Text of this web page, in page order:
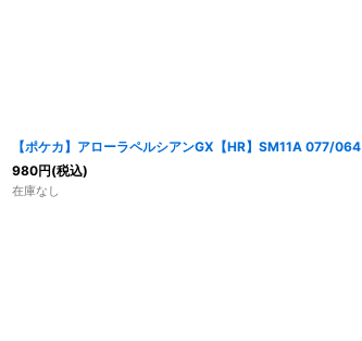
【ポケカ】アローラペルシアンGX【HR】SM11A 077/064
980円(税込)
在庫なし